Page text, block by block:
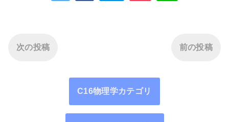
次の投稿 前の投稿
C16物理学カテゴリ